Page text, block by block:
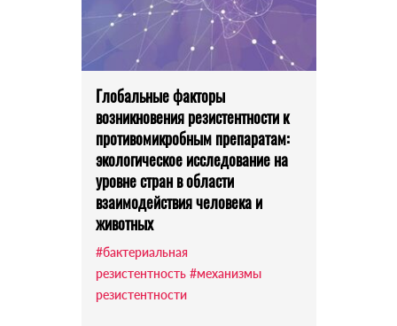
Глобальные факторы
возникновения резистентности к
противомикробным препаратам:
экологическое исследование на
уровне стран в области
взаимодействия человека и
животных
#бактериальная
резистентность #механизмы
резистентности